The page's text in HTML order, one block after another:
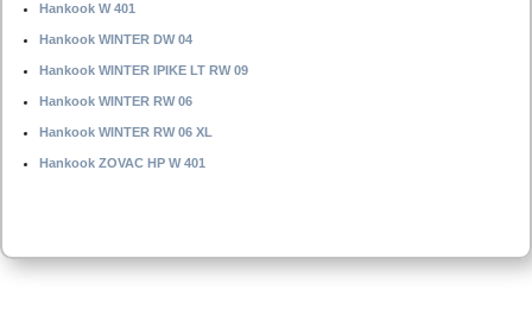
Hankook W 401
Hankook WINTER DW 04
Hankook WINTER IPIKE LT RW 09
Hankook WINTER RW 06
Hankook WINTER RW 06 XL
Hankook ZOVAC HP W 401